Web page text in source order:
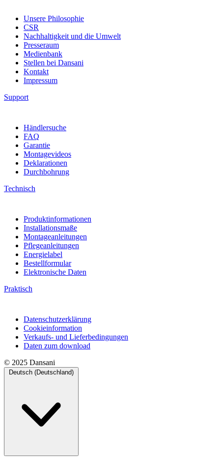
Unsere Philosophie
CSR
Nachhaltigkeit und die Umwelt
Presseraum
Medienbank
Stellen bei Dansani
Kontakt
Impressum
Support
Händlersuche
FAQ
Garantie
Montagevideos
Deklarationen
Durchbohrung
Technisch
Produktinformationen
Installationsmaße
Montageanleitungen
Pflegeanleitungen
Energielabel
Bestellformular
Elektronische Daten
Praktisch
Datenschutzerklärung
Cookieinformation
Verkaufs- und Lieferbedingungen
Daten zum download
© 2025 Dansani
Deutsch (Deutschland)